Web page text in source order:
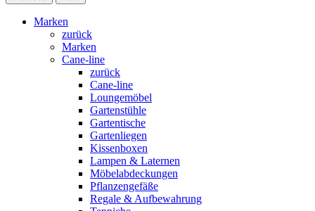
Marken
zurück
Marken
Cane-line
zurück
Cane-line
Loungemöbel
Gartenstühle
Gartentische
Gartenliegen
Kissenboxen
Lampen & Laternen
Möbelabdeckungen
Pflanzengefäße
Regale & Aufbewahrung